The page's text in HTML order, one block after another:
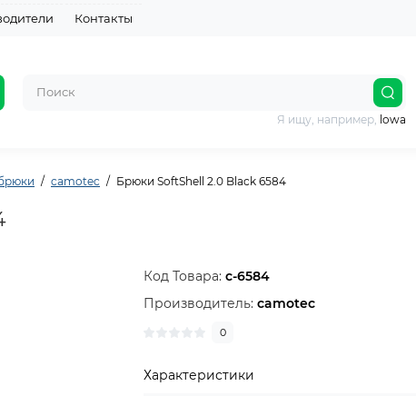
Контакты
Я ищу, например, lowa
camotec Брюки SoftShell 2.0 Black 6584
Код Товара:c-6584
Производитель:camotec
0
Характеристики